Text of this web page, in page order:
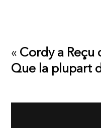
« Cordy a Reçu
Que la plupart